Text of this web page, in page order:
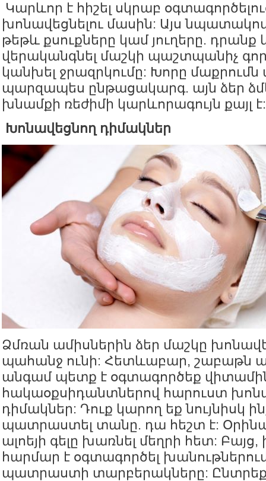
Կարևոր է հիշել սկրաբ
խոնավեցնելու մասին: Այս
թեթև քսուքները կամ յուղերը. դրանք
վերականգնել մաշկի պաշտպանիչ
կանխել ջրազրկումը: Խորը մաքրումն
պարզապես ընթացակարգ. այն ձեր
խնամքի ռեժիմի կարևորագույն քայլ է:
Խոնավեցնող դիմակներ
Ձմռան ամիսներին ձեր մաշկը
պահանջ ունի: Հետևաբար, շաբաթն
անգամ պետք է օգտագործեք
հակաօքսիդանտներով հարուստ
դիմակներ: Դուք կարող եք նույնիսկ
պատրաստել տանը. դա հեշտ է:
ալոեյի գելը խառնել մեղրի հետ:
հարմար է օգտագործել
պատրաստի տարբերակները: Ընտրեք